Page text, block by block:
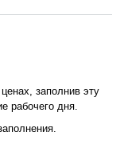
заполнив эту
рабочего дня.